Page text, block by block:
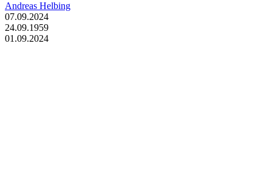
Andreas Helbing
07.09.2024
24.09.1959
01.09.2024